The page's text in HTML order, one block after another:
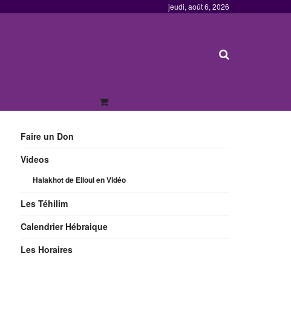
jeudi, août 6, 2026
Faire un Don
Videos
Halakhot de Elloul en Vidéo
Les Téhilim
Calendrier Hébraique
Les Horaires